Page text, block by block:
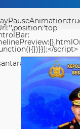
script>
<center>